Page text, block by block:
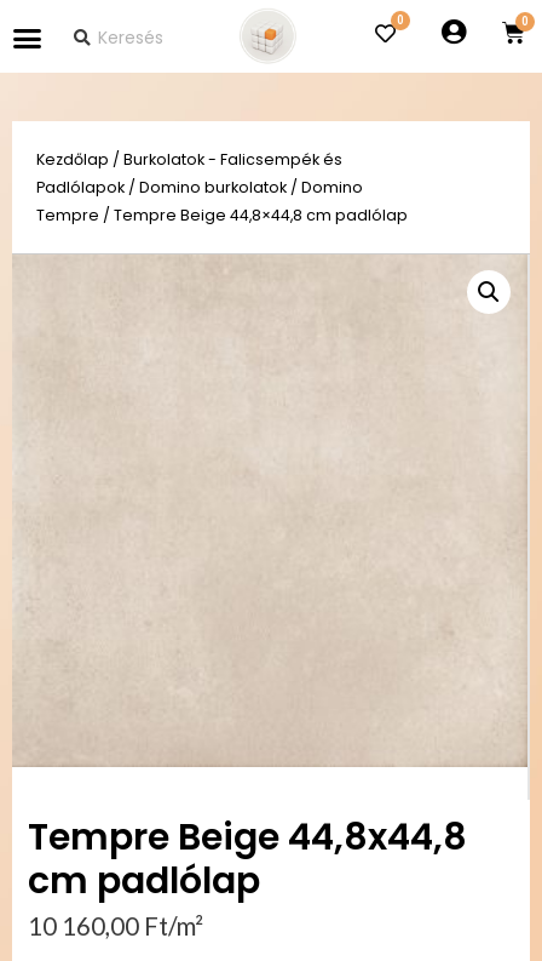
0
Kezdőlap / Burkolatok - Falicsempék és
Padlólapok / Domino burkolatok / Domino
Tempre / Tempre Beige 44,8×44,8 cm padlólap
Tempre Beige 44,8x44,8
cm padlólap
10 160,00 Ft/m²